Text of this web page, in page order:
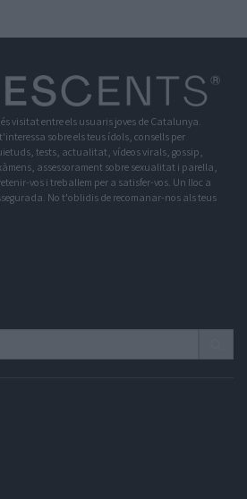
visitat entre els usuaris joves de Catalunya.
sobre els teus ídols, consells per
tests, actualitat, vídeos virals, gossip,
assessorament sobre sexualitat i parella,
vos i treballem per a satisfer-vos. Un lloc a
No t'oblidis de recomanar-nos als teus